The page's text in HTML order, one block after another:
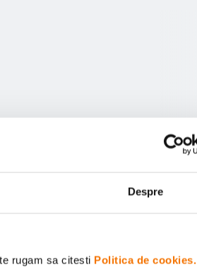
Despre
rugam sa citesti Politica de cookies.
pentru Z7II, Z6II,